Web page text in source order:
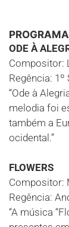
ODE À
Compositor:
Regência:
“Ode à
melodia foi
também a
ocidental.”
FLOWERS
Compositor:
Regência:
“A música